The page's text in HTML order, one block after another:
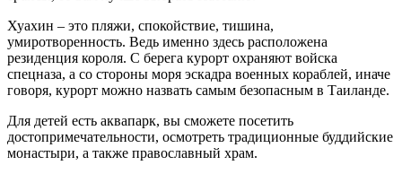
Хуахин – это пляжи, спокойствие, тишина,
умиротворенность. Ведь именно здесь расположена
резиденция короля. С берега курорт охраняют войска
спецназа, а со стороны моря эскадра военных кораблей, иначе
говоря, курорт можно назвать самым безопасным в Таиланде.
Для детей есть аквапарк, вы сможете посетить
достопримечательности, осмотреть традиционные буддийские
монастыри, а также православный храм.